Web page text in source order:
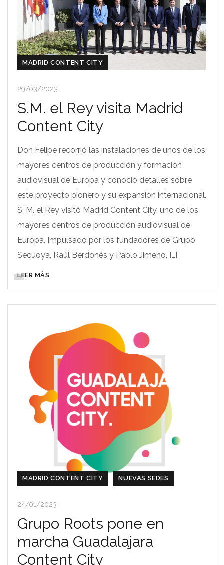
MADRID CONTENT CITY
29/03/2023
S.M. el Rey visita Madrid
Content City
Don Felipe recorrió las instalaciones de unos de los
mayores centros de producción y formación
audiovisual de Europa y conoció detalles sobre
este proyecto pionero y su expansión internacional.
S. M. el Rey visitó Madrid Content City, uno de los
mayores centros de producción audiovisual de
Europa. Impulsado por los fundadores de Grupo
Secuoya, Raúl Berdonés y Pablo Jimeno, […]
LEER MÁS
MADRID CONTENT CITY NUEVAS SEDES
24/01/2023
Grupo Roots pone en
marcha Guadalajara
Content City